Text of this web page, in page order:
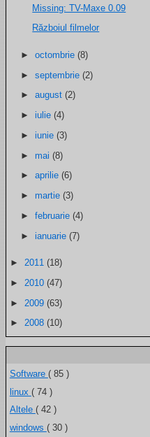
Missing: TV-Maxe 0.09
Războiul filmelor
►octombrie(8)
►septembrie(2)
►august(2)
►iulie(4)
►iunie(3)
►mai(8)
►aprilie(6)
►martie(3)
►februarie(4)
►ianuarie(7)
► 2011 (18)
► 2010 (47)
► 2009 (63)
► 2008 (10)
Software ( 85 )
linux ( 74 )
Altele ( 42 )
windows ( 30 )